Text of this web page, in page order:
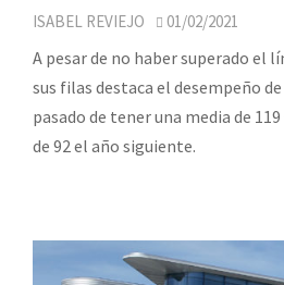
ISABEL REVIEJO 01/02/2021
A pesar de no haber superado el
sus filas destaca el desempeño de
pasado de tener una media de
de 92 el año siguiente.